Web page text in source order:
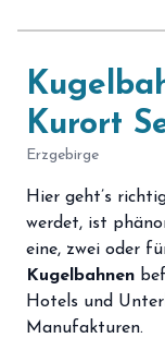
Kurort
Erzgebirge
Hier geht’s
werdet, ist
eine, zwei oder
Kugelbahnen
Hotels und
Manufakturen.